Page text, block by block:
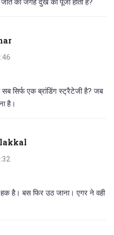
की जगह दुख की पूजा होती है?
सिर्फ एक ब्रांडिंग स्ट्रैटेजी है? जब
है।
हक है। बस फिर उठ जाना। एगर ने वही